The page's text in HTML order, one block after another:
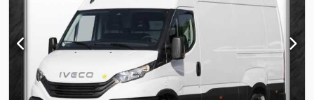
Irrtümer sowie Zwischenverkauf vorbehalten, Easy MY2024,
Radstand 3520 L mm, Stehhöhe 1.900 mm, Vorber. Anhängerst. 12 V,
13-polig, Iveco Zeichen matt, digitales Radio DAB 7 \'Touch, USB
Fahrerseite, Batterie 12 V 105 Ah (AGM), ohne Warndreieck, HA-
Übersetzung I=3,12, Tempomat (Cruise Control), Komfort-
Fahrersitz statisch, Aussenspiegel elektrisch verstell-heizbar,
Holzfußboden mit Radkastenverkleidung, Batterie geladen,